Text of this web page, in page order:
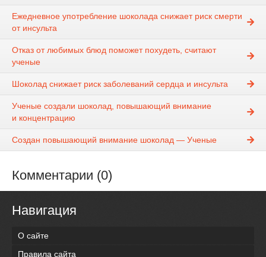
Ежедневное употребление шоколада снижает риск смерти
от инсульта
Отказ от любимых блюд поможет похудеть, считают
ученые
Шоколад снижает риск заболеваний сердца и инсульта
Ученые создали шоколад, повышающий внимание
и концентрацию
Создан повышающий внимание шоколад — Ученые
Комментарии (0)
Навигация
О сайте
Правила сайта